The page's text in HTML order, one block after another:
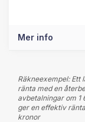
Mer info
Räkneexempel: Ett
ränta med en
avbetalningar om 1
ger en effektiv
kronor